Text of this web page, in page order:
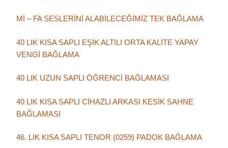
Mİ – FA SESLERİNİ ALABİLECEĞİMİZ TEK BAĞLAMA
40 LIK KISA SAPLI EŞİK ALTILI ORTA KALİTE YAPAY
VENGİ BAĞLAMA
40 LIK UZUN SAPLI ÖĞRENCİ BAĞLAMASI
40 LIK KISA SAPLI CİHAZLI ARKASI KESİK SAHNE
BAĞLAMASI
46. LIK KISA SAPLI TENOR (0259) PADOK BAĞLAMA